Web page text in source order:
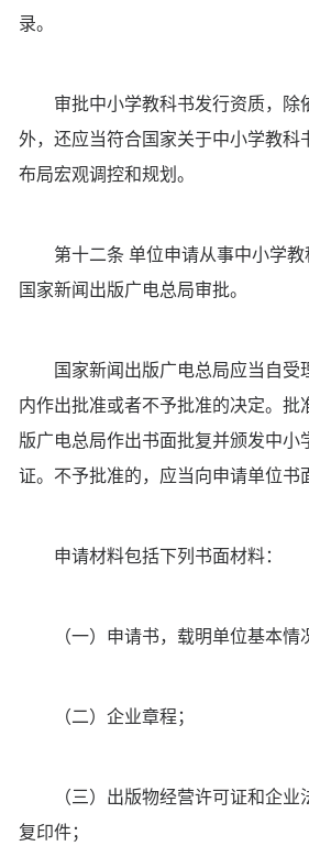
录。
审批中小学教科书发行资质，除
外，还应当符合国家关于中小学教科
布局宏观调控和规划。
第十二条 单位申请从事中小学教
国家新闻出版广电总局审批。
国家新闻出版广电总局应当自受
内作出批准或者不予批准的决定。批
版广电总局作出书面批复并颁发中小
证。不予批准的，应当向申请单位书
申请材料包括下列书面材料：
（一）申请书，载明单位基本情
（二）企业章程；
（三）出版物经营许可证和企业
复印件；